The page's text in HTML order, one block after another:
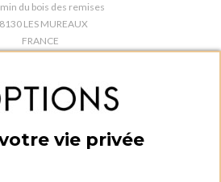
du bois des remises
LES MUREAUX
FRANCE
OPTIONS - PARIS 5E
quai de la tournelle
FRANCEvie privée